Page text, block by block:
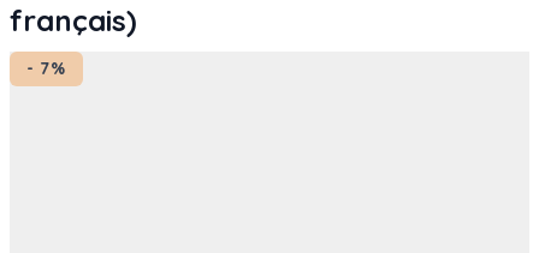
français)
- 7%